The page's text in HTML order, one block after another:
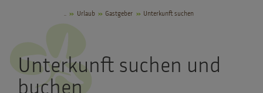
Urlaub Gastgeber Unterkunft suchen
Unterkunft suchen und
buchen